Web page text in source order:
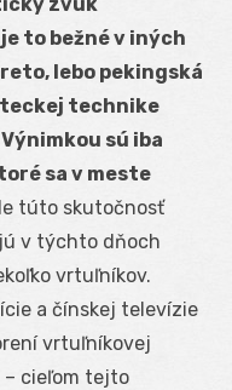
to bežné v iných
lebo pekingská
technike
sú iba
sa v meste
túto skutočnosť
v týchto dňoch
vrtuľníkov.
a čínskej televízie
vrtuľníkovej
– cieľom tejto